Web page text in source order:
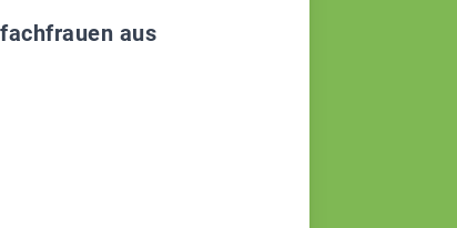
aus